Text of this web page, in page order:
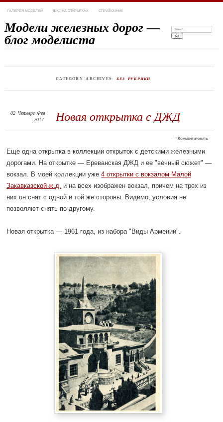
ГАЛЕРЕЯ МОДЕЛЕЙ ДЖД НА ОТКРЫТКАХ СПРАВОЧНИК
Модели железных дорог —
блог моделиста
Search:
CATEGORY ARCHIVES: БЕЗ РУБРИКИ
Новая открытка с ДЖД
02 Четверг Фев
2017
≈ Комментировать
Еще одна открытка в коллекции открыток с детскими железными
дорогами. На открытке — Ереванская ДЖД и ее "вечный сюжет" —
вокзал. В моей коллекции уже4 открытки с вокзалом Малой
Закавказской ж.д. и на всех изображен вокзал, причем на трех из
них он снят с одной и той же стороны. Видимо, условия не
позволяют снять по другому.
Новая открытка — 1961 года, из набора "Виды Армении".